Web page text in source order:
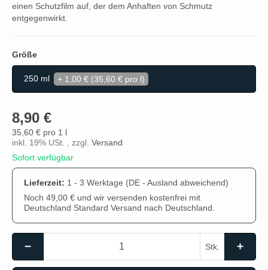
einen Schutzfilm auf, der dem Anhaften von Schmutz
entgegenwirkt.
Größe
Größe
250 ml
+ 1,00 € (35,60 € pro l)
8,90 €
35,60 € pro 1 l
inkl. 19% USt. , zzgl. Versand
Sofort verfügbar
Lieferzeit: 1 - 3 Werktage (DE - Ausland abweichend)
Noch 49,00 € und wir versenden kostenfrei mit
Deutschland Standard Versand nach Deutschland.
Stk.